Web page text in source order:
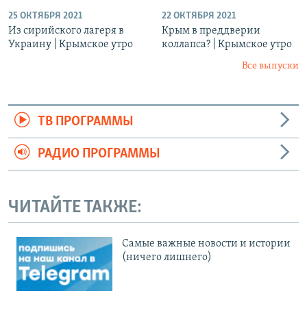
25 ОКТЯБРЯ 2021
Из сирийского лагеря в
Украину | Крымское утро
22 ОКТЯБРЯ 2021
Крым в преддверии
коллапса? | Крымское утро
Все выпуски
ТВ ПРОГРАММЫ
РАДИО ПРОГРАММЫ
ЧИТАЙТЕ ТАКЖЕ:
Cамые важные новости и истории
(ничего лишнего)